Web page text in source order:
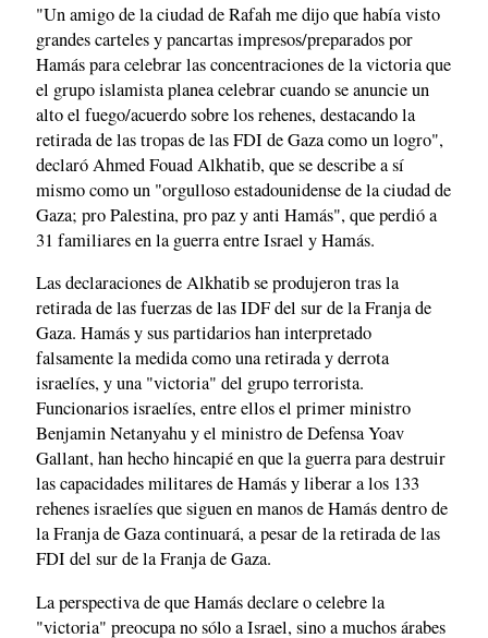
"Un amigo de la ciudad de Rafah me dijo que había visto
grandes carteles y pancartas impresos/preparados por
Hamás para celebrar las concentraciones de la victoria que
el grupo islamista planea celebrar cuando se anuncie un
alto el fuego/acuerdo sobre los rehenes, destacando la
retirada de las tropas de las FDI de Gaza como un logro",
declaró Ahmed Fouad Alkhatib, que se describe a sí
mismo como un "orgulloso estadounidense de la ciudad de
Gaza; pro Palestina, pro paz y anti Hamás", que perdió a
31 familiares en la guerra entre Israel y Hamás.
Las declaraciones de Alkhatib se produjeron tras la
retirada de las fuerzas de las IDF del sur de la Franja de
Gaza. Hamás y sus partidarios han interpretado
falsamente la medida como una retirada y derrota
israelíes, y una "victoria" del grupo terrorista.
Funcionarios israelíes, entre ellos el primer ministro
Benjamin Netanyahu y el ministro de Defensa Yoav
Gallant, han hecho hincapié en que la guerra para destruir
las capacidades militares de Hamás y liberar a los 133
rehenes israelíes que siguen en manos de Hamás dentro de
la Franja de Gaza continuará, a pesar de la retirada de las
FDI del sur de la Franja de Gaza.
La perspectiva de que Hamás declare o celebre la
"victoria" preocupa no sólo a Israel, sino a muchos árabes